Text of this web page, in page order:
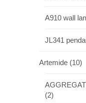
A910 wall
JL341
Artemide (10)
(2)